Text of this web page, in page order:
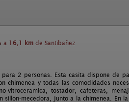
a 16,1 km de Santibañez
2 personas. Esta casita dispone de
chimenea y todas las comodidades
vitroceramica, tostador, cafeteras,
sillon-mecedora, junto a la chimenea. En